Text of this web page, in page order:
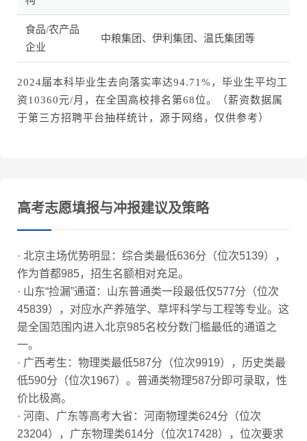
食品/农产品
企业
中粮集团、伊利集团、温氏集团等
2024届本科毕业生去向落实率达94.71%，毕业生平均工
资10360元/月，在全国高校排名第68位。（薪资数据属
于第三方招聘平台抽样统计，源于网络，仅供参考）
高考志愿填报与冲报建议及策略
· 北京主场优势明显：综合类最低636分（位次5139），
作为首都985，招生名额相对充足。
· 山东“捡漏”通道：山东普通类一段最低仅577分（位次
45839），对应水产养殖学、草坪科学与工程等专业。这
是全国范围内进入北京985名校分数门槛最低的通道之
一。
· 广西考生：物理类最低587分（位次9919），历史类最
低590分（位次1967）。普通类物理587分即可录取，性
价比极高。
· 河南、广东等高考大省：河南物理类624分（位次
23204），广东物理类614分（位次17428），位次要求